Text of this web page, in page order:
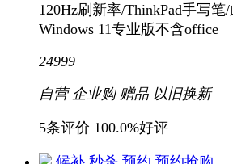
120Hz刷新率/ThinkPad手写
Windows 11专业版不含office
24999
自营 企业购 赠品 以旧换新
5条评价 100.0%好评